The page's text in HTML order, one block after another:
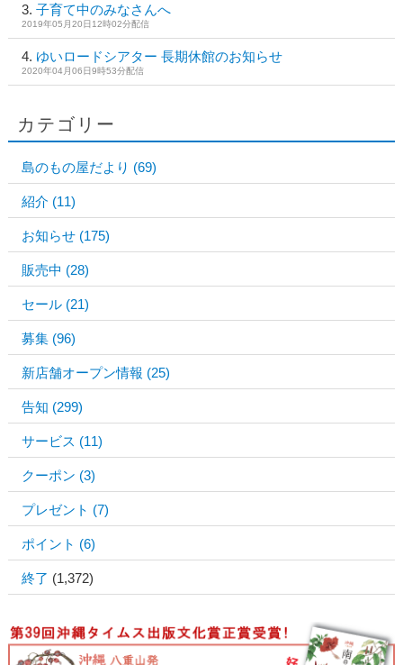
子育て中のみなさんへ
2019年05月20日12時02分配信
ゆいロードシアター 長期休館のお知らせ
2020年04月06日9時53分配信
カテゴリー
島のもの屋だより (69)
紹介 (11)
お知らせ (175)
販売中 (28)
セール (21)
募集 (96)
新店舗オープン情報 (25)
告知 (299)
サービス (11)
クーポン (3)
プレゼント (7)
ポイント (6)
終了 (1,372)